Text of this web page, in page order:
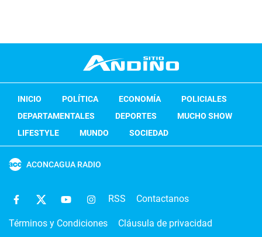
INICIO POLÍTICA ECONOMÍA
POLICIALES
DEPARTAMENTALES
DEPORTES
MUCHO SHOW
LIFESTYLE
MUNDO SOCIEDAD
ACONCAGUA RADIO
RSS Contactanos
Términos y Condiciones Cláusula de privacidad